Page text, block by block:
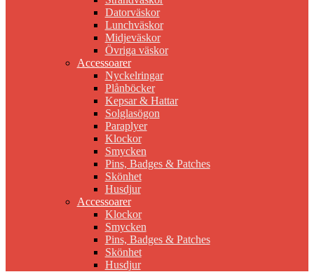
Datorväskor
Lunchväskor
Midjeväskor
Övriga väskor
Accessoarer
Nyckelringar
Plånböcker
Kepsar & Hattar
Solglasögon
Paraplyer
Klockor
Smycken
Pins, Badges & Patches
Skönhet
Husdjur
Accessoarer
Klockor
Smycken
Pins, Badges & Patches
Skönhet
Husdjur